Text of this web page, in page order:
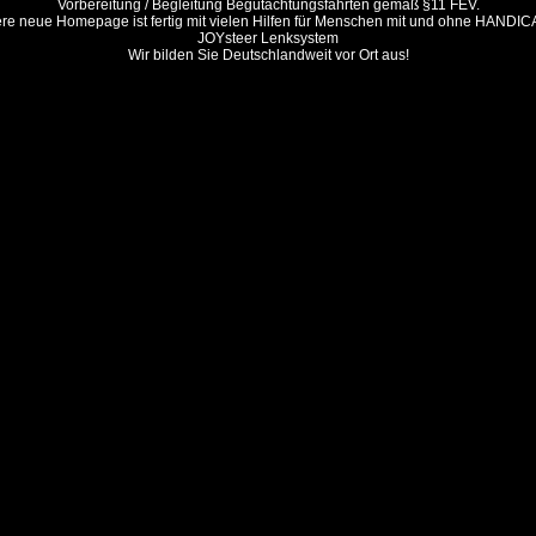
Vorbereitung / Begleitung Begutachtungsfahrten gemäß §11 FEV.
neue Homepage ist fertig mit vielen Hilfen für Menschen mit und ohne
JOYsteer Lenksystem
Wir bilden Sie Deutschlandweit vor Ort aus!